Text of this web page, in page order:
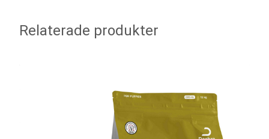
Relaterade produkter